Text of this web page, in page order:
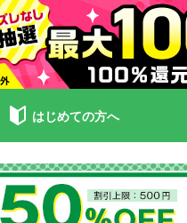
はじめての方へ